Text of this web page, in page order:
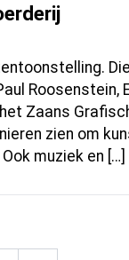
Roosenstein,
Zaans
zien om
muziek en […]